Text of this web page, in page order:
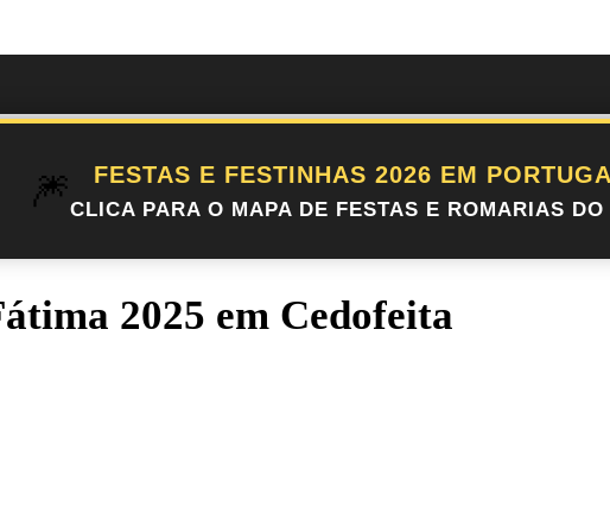
🎆 FESTAS E FESTINHAS 2026 EM
CLICA PARA O MAPA DE FESTAS E ROMARIAS DO
2025 em Cedofeita